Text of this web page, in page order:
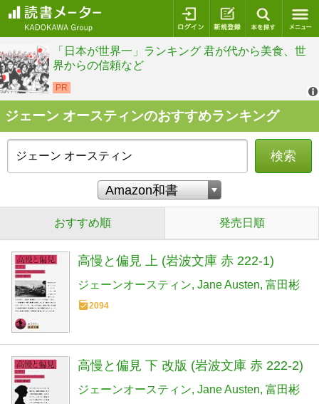
ログイン 新規登録
ジェーン オースティンのおすすめランキング
検索
おすすめ順 発売日順
高慢と偏見 上 (岩波文庫 赤 222-1)
ジェーンオースティン Jane Austen 富田彬
2094
高慢と偏見 下 改版 (岩波文庫 赤 222-2)
ジェーンオースティン Jane Austen 富田彬